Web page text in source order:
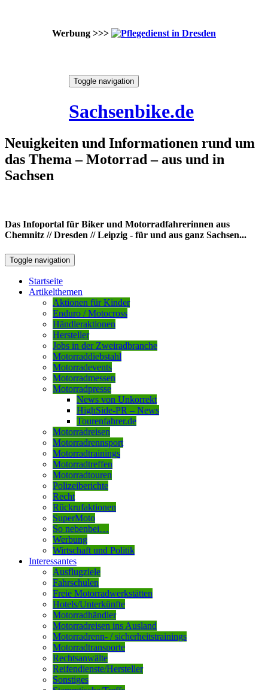
Werbung >>>
Toggle navigation
Sachsenbike.de
Neuigkeiten und Informationen rund um
das Thema – Motorrad – aus und in
Sachsen
Das Infoportal für Biker und Motorradfahrerinnen aus
Chemnitz // Dresden // Leipzig - für und aus ganz Sachsen...
Toggle navigation
Startseite
Artikelthemen
Aktionen für Kinder
Enduro / Motocross
Händleraktionen
Hersteller
Jobs in der Zweiradbranche
Motorraddiebstahl
Motorradevents
Motorradmessen
Motorradpresse
News von Unkorrekt
HighSide-PR – News
Tourenfahrer.de
Motorradreisen
Motorradrennsport
Motorradtrainings
Motorradtreffen
Motorradtouren
Polizeiberichte
Recht
Rückrufaktionen
SuperMoto
So nebenbei…
Werbung
Wirtschaft und Politik
Interessantes
Ausflugziele
Fahrschulen
Freie Motorradwerkstätten
Hotels/Unterkünfte
Motorradhändler
Motorradreisen ins Ausland
Motorradrenn- / sicherheitstrainings
Motorradtransporte
Rechtsanwälte
Reifendienste/Hersteller
Sonstiges